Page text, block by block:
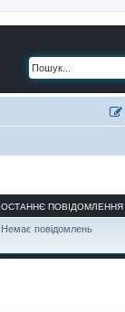
ОСТАННЄ ПОВІДОМЛЕННЯ
Немає повідомлень